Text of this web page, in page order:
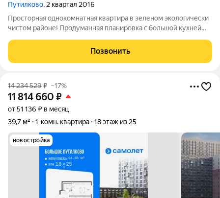
Путилково, 2 квартал 2016
Просторная однокомнатная квартира в зеленом экологически
чистом районе! Продуманная планировка с большой кухней
8 квадратов. Квартира идеальна как для семьи с ребенком так
и для одного
Позвонить
14 234 529₽ –17%
11 814 660 ₽
от 51 136 ₽ в месяц
39,7 м²
1-комн. квартира 18 этаж из 25
новостройка